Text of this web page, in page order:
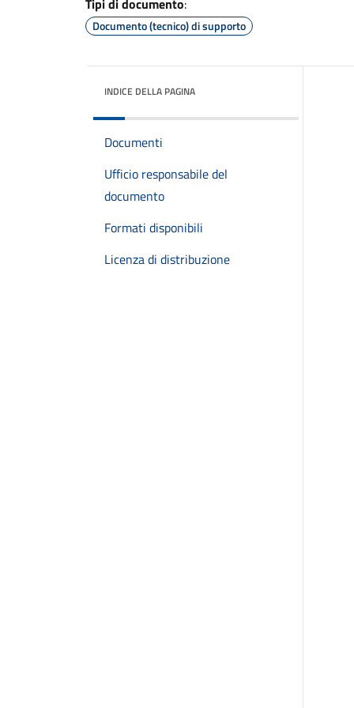
Tipi di documento:
Documento (tecnico) di supporto
INDICE DELLA PAGINA
Documenti
Ufficio responsabile del
documento
Formati disponibili
Licenza di distribuzione